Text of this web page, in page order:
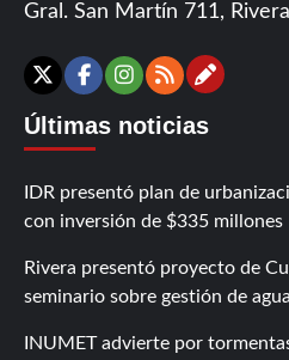
Gral. San Martín 711,
X Facebook
Instagram
RSS
Últimas noticias
IDR presentó plan de
con inversión de $335 millones
Rivera presentó proyecto de
seminario sobre gestión de
INUMET advierte por